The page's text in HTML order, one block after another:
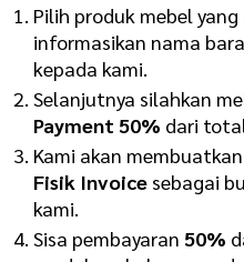
Pilih produk mebel
informasikan nama
kepada kami.
Selanjutnya silahkan
Payment 50% dari
Kami akan membuatkan
Fisik Invoice sebagai
kami.
Sisa pembayaran 50%